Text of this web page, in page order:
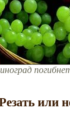
или